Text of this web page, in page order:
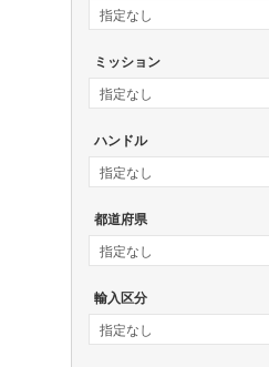
ミッション
ハンドル
都道府県
輸入区分